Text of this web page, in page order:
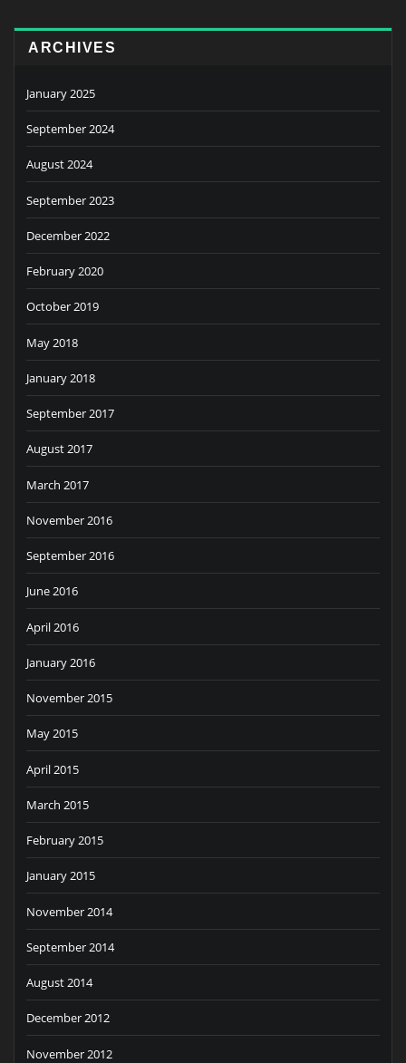
ARCHIVES
January 2025
September 2024
August 2024
September 2023
December 2022
February 2020
October 2019
May 2018
January 2018
September 2017
August 2017
March 2017
November 2016
September 2016
June 2016
April 2016
January 2016
November 2015
May 2015
April 2015
March 2015
February 2015
January 2015
November 2014
September 2014
August 2014
December 2012
November 2012